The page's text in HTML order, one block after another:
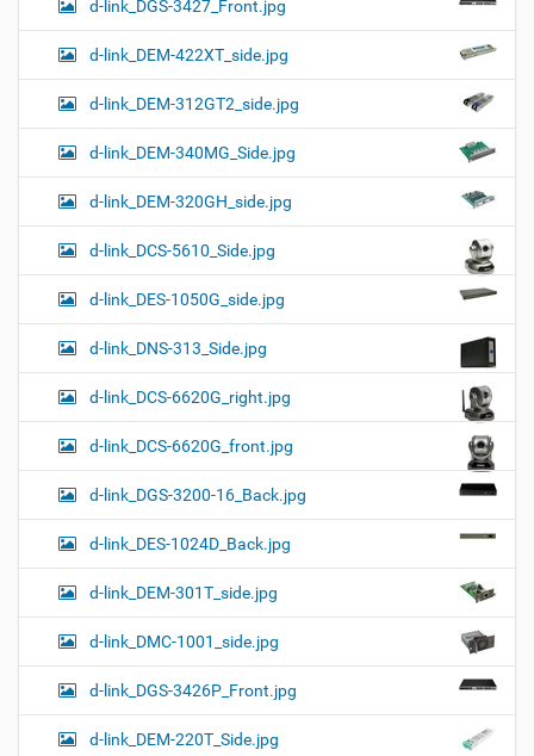
d-link_DGS-3427_Front.jpg
d-link_DEM-422XT_side.jpg
d-link_DEM-312GT2_side.jpg
d-link_DEM-340MG_Side.jpg
d-link_DEM-320GH_side.jpg
d-link_DCS-5610_Side.jpg
d-link_DES-1050G_side.jpg
d-link_DNS-313_Side.jpg
d-link_DCS-6620G_right.jpg
d-link_DCS-6620G_front.jpg
d-link_DGS-3200-16_Back.jpg
d-link_DES-1024D_Back.jpg
d-link_DEM-301T_side.jpg
d-link_DMC-1001_side.jpg
d-link_DGS-3426P_Front.jpg
d-link_DEM-220T_Side.jpg